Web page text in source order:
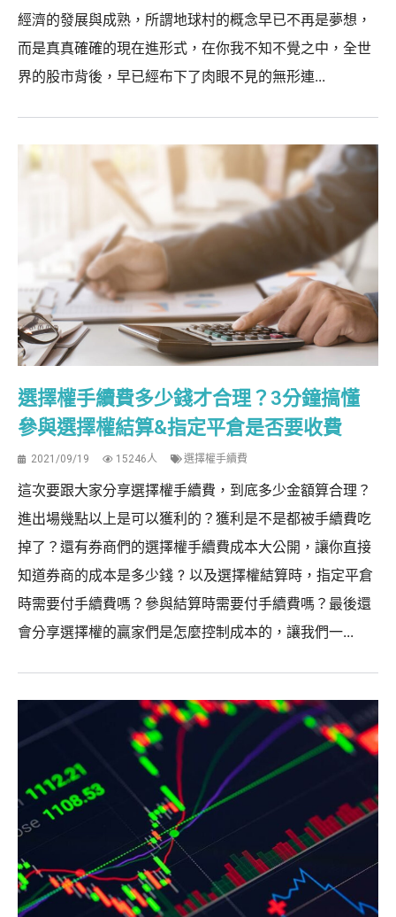
經濟的發展與成熟，所謂地球村的概念早已不再是夢想，
而是真真確確的現在進形式，在你我不知不覺之中，全世
界的股市背後，早已經布下了肉眼不見的無形連...
選擇權手續費多少錢才合理？3分鐘搞懂
參與選擇權結算&指定平倉是否要收費
2021/09/19 15246人 選擇權手續費
這次要跟大家分享選擇權手續費，到底多少金額算合理？
進出場幾點以上是可以獲利的？獲利是不是都被手續費吃
掉了？還有券商們的選擇權手續費成本大公開，讓你直接
知道券商的成本是多少錢 ? 以及選擇權結算時，指定平倉
時需要付手續費嗎？參與結算時需要付手續費嗎？最後還
會分享選擇權的贏家們是怎麼控制成本的，讓我們一...